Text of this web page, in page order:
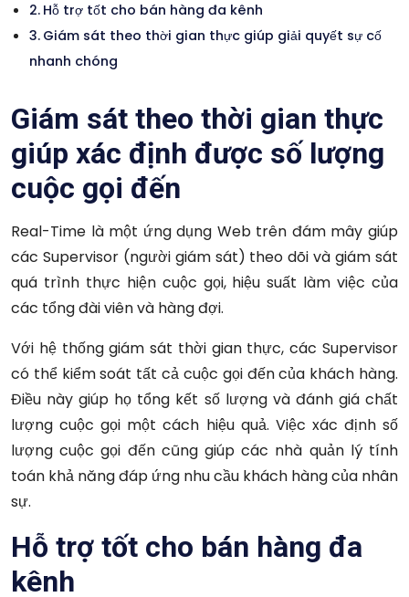
Hỗ trợ tốt cho bán hàng đa kênh
Giám sát theo thời gian thực giúp giải quyết sự cố
nhanh chóng
Giám sát theo thời gian thực
giúp xác định được số lượng
cuộc gọi đến
Real-Time là một ứng dụng Web trên đám mây giúp
các Supervisor (người giám sát) theo dõi và giám sát
quá trình thực hiện cuộc gọi, hiệu suất làm việc của
các tổng đài viên và hàng đợi.
Với hệ thống giám sát thời gian thực, các Supervisor
có thể kiểm soát tất cả cuộc gọi đến của khách hàng.
Điều này giúp họ tổng kết số lượng và đánh giá chất
lượng cuộc gọi một cách hiệu quả. Việc xác định số
lượng cuộc gọi đến cũng giúp các nhà quản lý tính
toán khả năng đáp ứng nhu cầu khách hàng của nhân
sự.
Hỗ trợ tốt cho bán hàng đa
kênh